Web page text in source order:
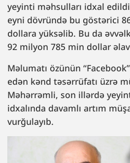
yeyinti məhsulları idxal
eyni dövründə bu göstərici
dollara yüksəlib. Bu da
92 milyon 785 min dollar
Məlumatı özünün
edən kənd təsərrüfatı üzrə
Məhərrəmli, son illərdə
idxalında davamlı artım
vurğulayıb.